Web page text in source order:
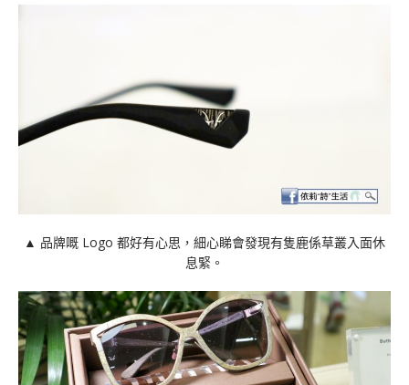
▲ 品牌嘅 Logo 都好有心思，細心睇會發現有隻鹿係草叢入面休
息緊。